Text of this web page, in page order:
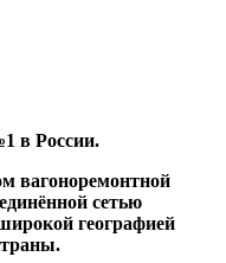
в России.
вагоноремонтной
сетью
географией